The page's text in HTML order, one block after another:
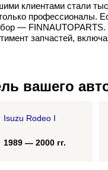
клиентами стали
профессионалы.
—
запчастей,
вашего
Isuzu Rodeo I
— 2000 гг.